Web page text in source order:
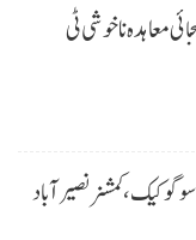
معاہدہ نا خوشی ٹی
کیک،کمشنر نصیرآباد